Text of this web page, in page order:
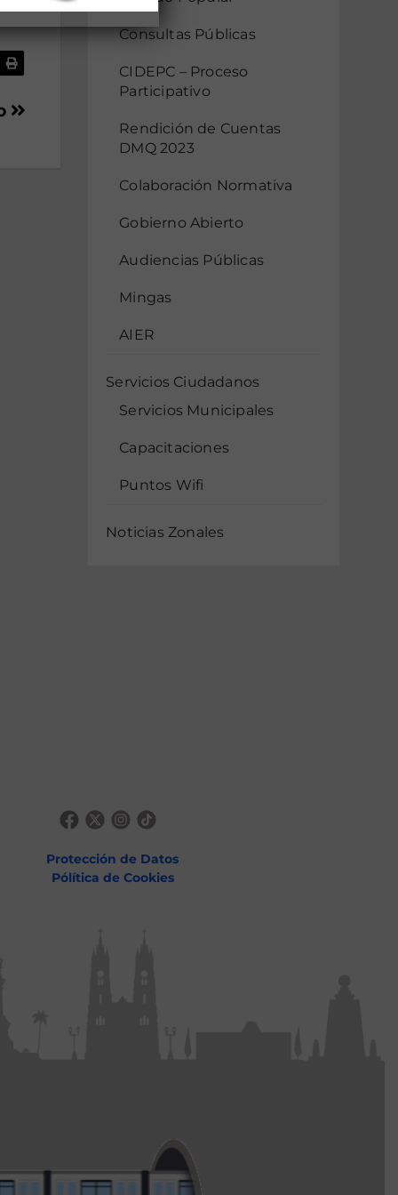
Consultas Públicas
CIDEPC – Proceso
Participativo
Rendición de Cuentas
DMQ 2023
Colaboración Normativa
Gobierno Abierto
Audiencias Públicas
Mingas
AIER
Servicios Ciudadanos
Servicios Municipales
Capacitaciones
Puntos Wifi
Noticias Zonales
Protección de Datos
Pólítica de Cookies